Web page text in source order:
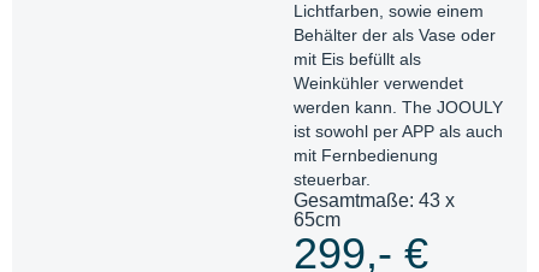
Lichtfarben, sowie einem
Behälter der als Vase oder
mit Eis befüllt als
Weinkühler verwendet
werden kann. The JOOULY
ist sowohl per APP als auch
mit Fernbedienung
steuerbar.
Gesamtmaße: 43 x
65cm
299,- €